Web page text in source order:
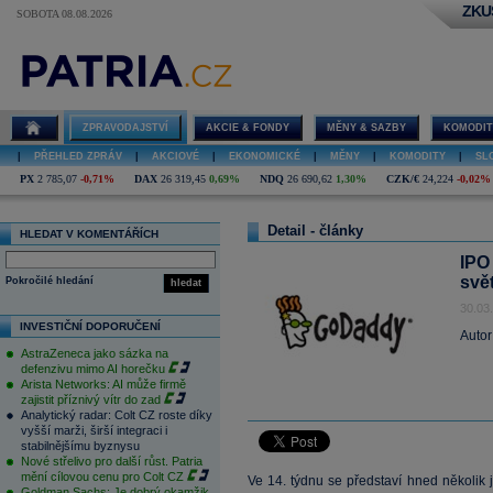
SOBOTA 08.08.2026
ZPRAVODAJSTVÍ AKCIE & FONDY MĚNY & SAZBY
PŘEHLED ZPRÁV AKCIOVÉ EKONOMICKÉ MĚNY KOMODITY
PX 2 785,07 -0,71% DAX 26 319,45 0,69% NDQ 26 690,62 1,30% CZK/€ 24,224 -0,02%
HLEDAT V KOMENTÁŘÍCH
hledat
Pokročilé hledání
INVESTIČNÍ DOPORUČENÍ
AstraZeneca jako sázka na
defenzivu mimo AI horečku
Arista Networks: AI může firmě
zajistit příznivý vítr do zad
Analytický radar: Colt CZ roste díky
vyšší marži, širší integraci i
stabilnějšímu byznysu
Nové střelivo pro další růst. Patria
mění cílovou cenu pro Colt CZ
Detail - články
Ve 14. týdnu se představí hned